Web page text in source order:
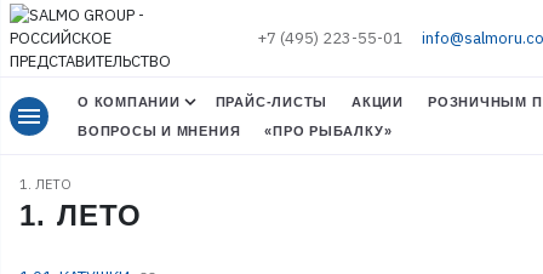
+7 (495) 223-55-01
menu О КОМПАНИИ ПРАЙС-ЛИСТЫ АКЦИИ
РОЗНИЧНЫМ
ВОПРОСЫ И МНЕНИЯ
«ПРО РЫБАЛКУ»
1. ЛЕТО
1. ЛЕТО